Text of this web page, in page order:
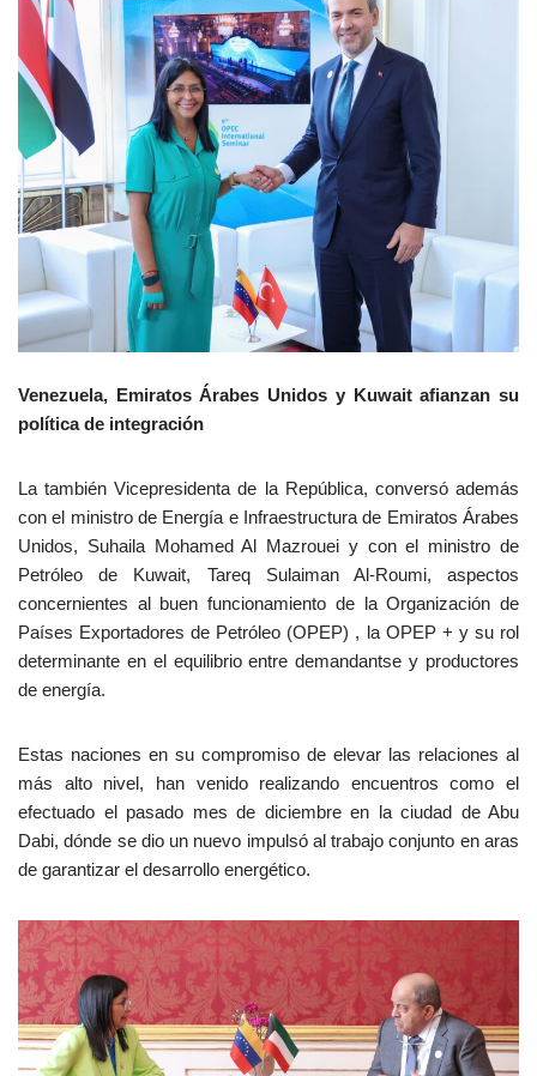
Venezuela, Emiratos Árabes Unidos y Kuwait afianzan su
política de integración
La también Vicepresidenta de la República, conversó además
con el ministro de Energía e Infraestructura de Emiratos Árabes
Unidos, Suhaila Mohamed Al Mazrouei y con el ministro de
Petróleo de Kuwait, Tareq Sulaiman Al-Roumi, aspectos
concernientes al buen funcionamiento de la Organización de
Países Exportadores de Petróleo (OPEP) , la OPEP + y su rol
determinante en el equilibrio entre demandantse y productores
de energía.
Estas naciones en su compromiso de elevar las relaciones al
más alto nivel, han venido realizando encuentros como el
efectuado el pasado mes de diciembre en la ciudad de Abu
Dabi, dónde se dio un nuevo impulsó al trabajo conjunto en aras
de garantizar el desarrollo energético.